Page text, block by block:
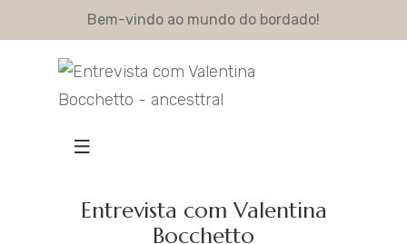
Bem-vindo ao mundo do bordado!
Entrevista com Valentina
Bocchetto